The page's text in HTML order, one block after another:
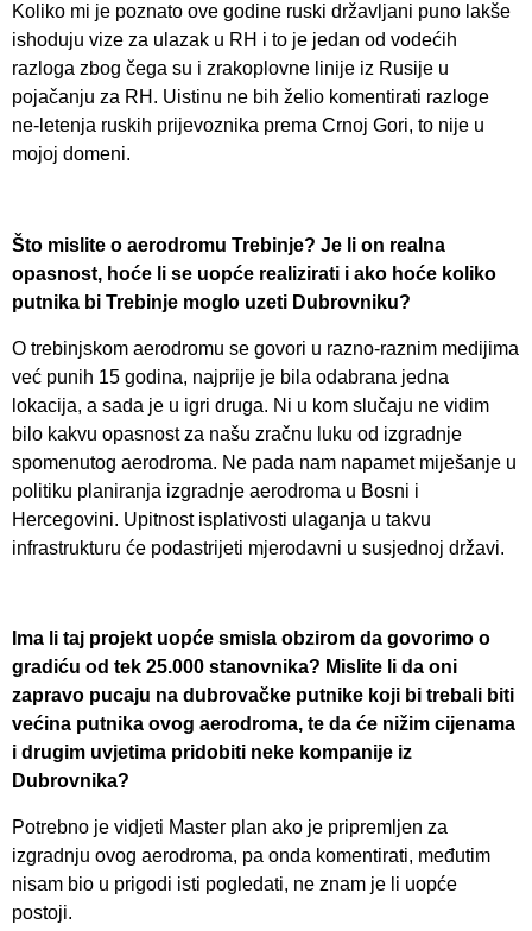
Koliko mi je poznato ove godine ruski državljani puno lakše
ishoduju vize za ulazak u RH i to je jedan od vodećih
razloga zbog čega su i zrakoplovne linije iz Rusije u
pojačanju za RH. Uistinu ne bih želio komentirati razloge
ne-letenja ruskih prijevoznika prema Crnoj Gori, to nije u
mojoj domeni.
Što mislite o aerodromu Trebinje? Je li on realna
opasnost, hoće li se uopće realizirati i ako hoće koliko
putnika bi Trebinje moglo uzeti Dubrovniku?
O trebinjskom aerodromu se govori u razno-raznim medijima
već punih 15 godina, najprije je bila odabrana jedna
lokacija, a sada je u igri druga. Ni u kom slučaju ne vidim
bilo kakvu opasnost za našu zračnu luku od izgradnje
spomenutog aerodroma. Ne pada nam napamet miješanje u
politiku planiranja izgradnje aerodroma u Bosni i
Hercegovini. Upitnost isplativosti ulaganja u takvu
infrastrukturu će podastrijeti mjerodavni u susjednoj državi.
Ima li taj projekt uopće smisla obzirom da govorimo o
gradiću od tek 25.000 stanovnika? Mislite li da oni
zapravo pucaju na dubrovačke putnike koji bi trebali biti
većina putnika ovog aerodroma, te da će nižim cijenama
i drugim uvjetima pridobiti neke kompanije iz
Dubrovnika?
Potrebno je vidjeti Master plan ako je pripremljen za
izgradnju ovog aerodroma, pa onda komentirati, međutim
nisam bio u prigodi isti pogledati, ne znam je li uopće
postoji.